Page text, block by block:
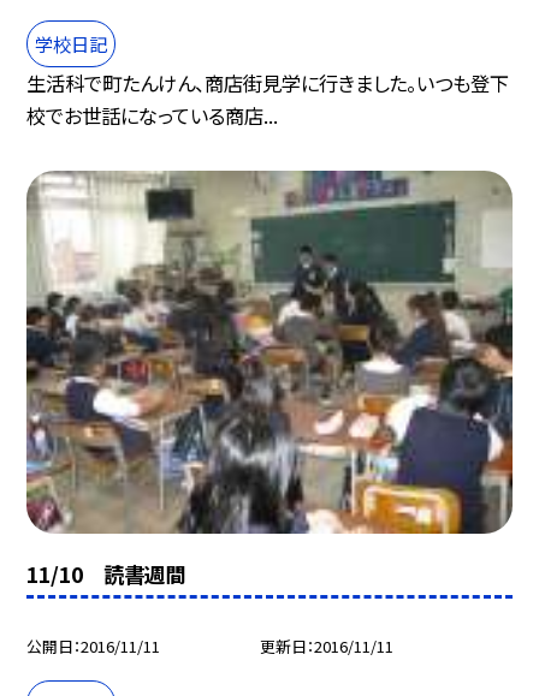
学校日記
生活科で町たんけん、商店街見学に行きました。いつも登下
校でお世話になっている商店...
11/10 読書週間
公開日 2016/11/11 更新日 2016/11/11